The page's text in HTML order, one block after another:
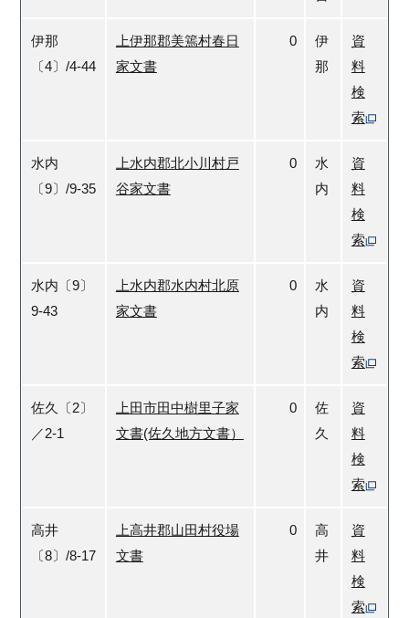
伊那
〔4〕/4-44
上伊那郡美篶村春日
家文書
0
伊
那
資
料
検
索
水内
〔9〕/9-35
上水内郡北小川村戸
谷家文書
0
水
内
資
料
検
索
水内〔9〕
9-43
上水内郡水内村北原
家文書
0
水
内
資
料
検
索
佐久〔2〕
／2-1
上田市田中樹里子家
文書(佐久地方文書）
0
佐
久
資
料
検
索
高井
〔8〕/8-17
上高井郡山田村役場
文書
0
高
井
資
料
検
索